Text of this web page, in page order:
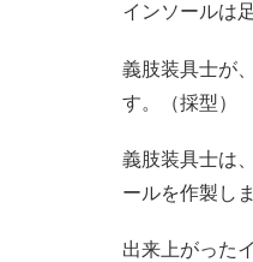
インソールは
義肢装具士が
す。（採型）
義肢装具士は
ールを作製しま
出来上がった